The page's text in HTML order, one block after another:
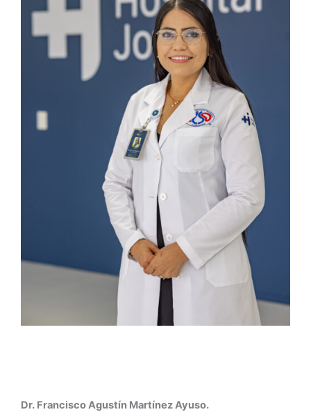
Dr. Francisco Agustín Martínez Ayuso.